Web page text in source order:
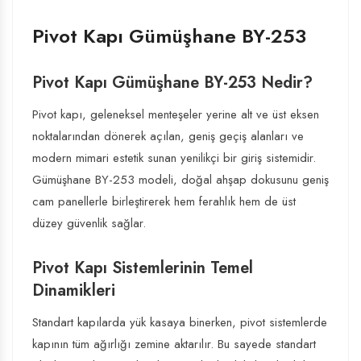
Pivot Kapı Gümüşhane BY-253
Pivot Kapı Gümüşhane BY-253 Nedir?
Pivot kapı, geleneksel menteşeler yerine alt ve üst eksen
noktalarından dönerek açılan, geniş geçiş alanları ve
modern mimari estetik sunan yenilikçi bir giriş sistemidir.
Gümüşhane BY-253 modeli, doğal ahşap dokusunu geniş
cam panellerle birleştirerek hem ferahlık hem de üst
düzey güvenlik sağlar.
Pivot Kapı Sistemlerinin Temel
Dinamikleri
Standart kapılarda yük kasaya binerken, pivot sistemlerde
kapının tüm ağırlığı zemine aktarılır. Bu sayede standart